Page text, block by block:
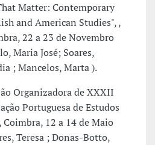
Matter: Contemporary
and American Studies", ,
22 a 23 de Novembro
Maria José; Soares,
; Mancelos, Marta ).
Organizadora de XXXII
Portuguesa de Estudos
12 a 14 de Maio
Teresa ; Donas-Botto,